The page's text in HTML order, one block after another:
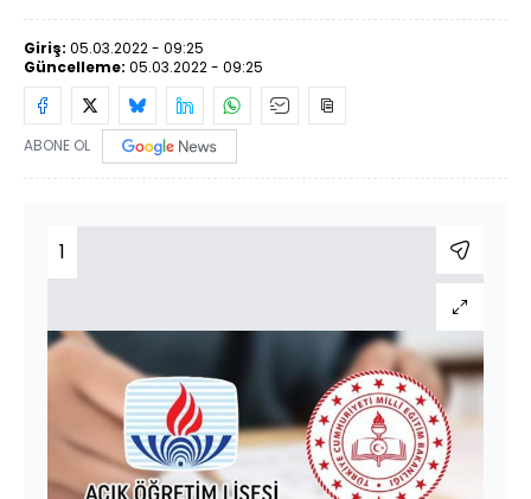
Giriş: 05.03.2022 - 09:25
Güncelleme: 05.03.2022 - 09:25
ABONE OL
1